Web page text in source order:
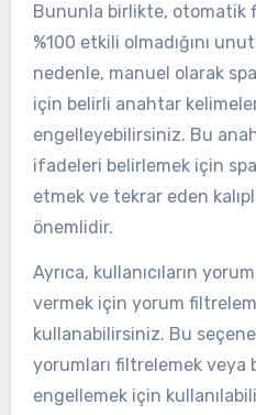
Bununla birlikte, otomatik
%100 etkili olmadığını
nedenle, manuel olarak
için belirli anahtar
engelleyebilirsiniz. Bu
ifadeleri belirlemek için
etmek ve tekrar eden
önemlidir.
Ayrıca, kullanıcıların
vermek için yorum
kullanabilirsiniz. Bu
yorumları filtrelemek veya
engellemek için